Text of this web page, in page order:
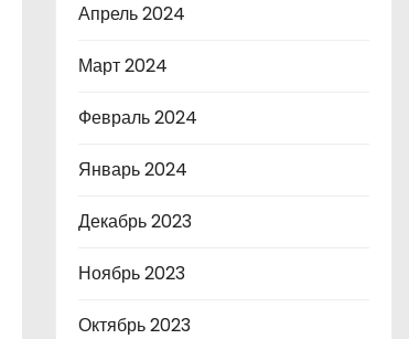
Апрель 2024
Март 2024
Февраль 2024
Январь 2024
Декабрь 2023
Ноябрь 2023
Октябрь 2023